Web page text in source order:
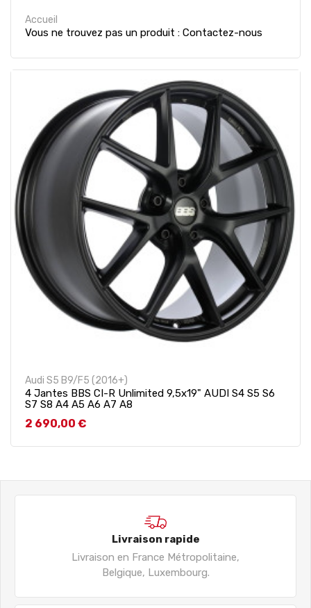
Accueil
Vous ne trouvez pas un produit : Contactez-nous
Audi S5 B9/F5 (2016+)
4 Jantes BBS CI-R Unlimited 9,5x19" AUDI S4 S5 S6
S7 S8 A4 A5 A6 A7 A8
Prix
2 690,00 €
Livraison rapide
Livraison en France Métropolitaine,
Belgique, Luxembourg.